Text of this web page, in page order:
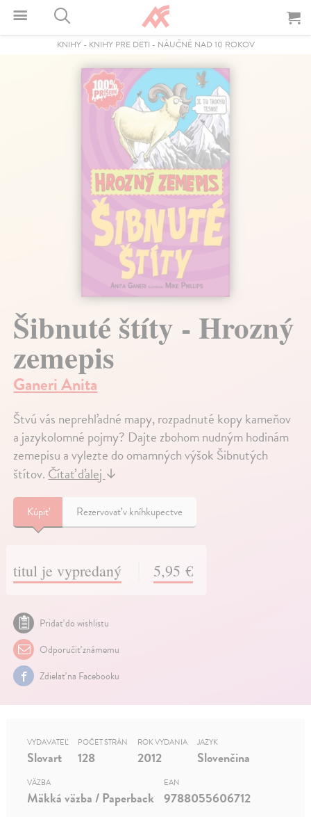
KNIHY- KNIHY PRE DETI - NÁUČNÉ NAD 10 ROKOV
Šibnuté štíty - Hrozný
zemepis
Ganeri Anita
Štvú vás neprehľadné mapy, rozpadnuté kopy kameňov
a jazykolomné pojmy? Dajte zbohom nudným hodinám
zemepisu a vylezte do omamných výšok Šibnutých
štítov.Čítať ďalej↓
Kúpiť Rezervovať v kníhkupectve
titul je vypredaný 5,95 €
Pridať do wishlistu
Odporučiť známemu
Zdielať na Facebooku
VYDAVATEĽ
Slovart
POČET STRÁN
128
ROK VYDANIA
2012
JAZYK
Slovenčina
VÄZBA
Mäkká väzba / Paperback
EAN
9788055606712